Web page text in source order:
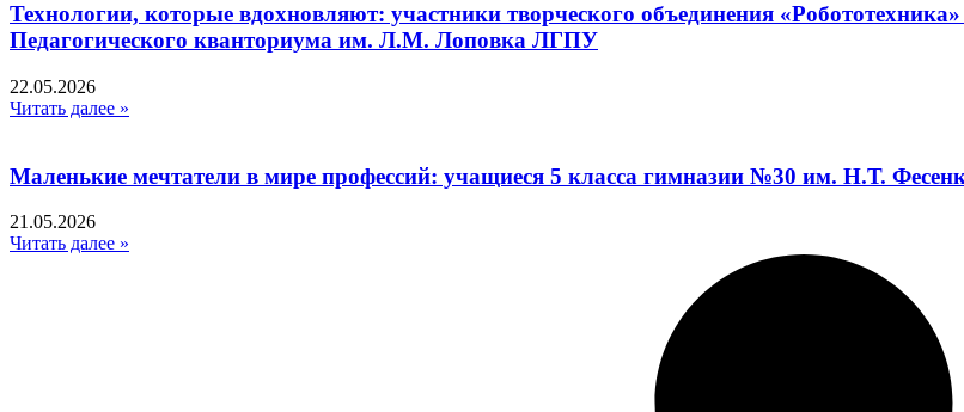
Технологии, которые вдохновляют: участники творческого объединения
Педагогического кванториума им. Л.М. Лоповка ЛГПУ
22.05.2026
Читать далее »
Маленькие мечтатели в мире профессий: учащиеся 5 класса гимназии №30 им. Н.Т.
21.05.2026
Читать далее »